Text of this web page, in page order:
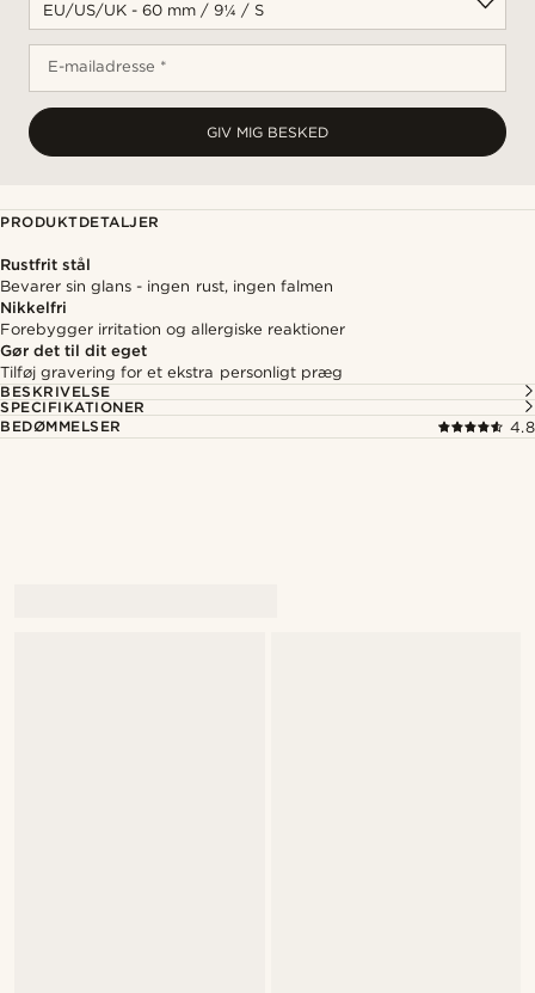
E-mailadresse *
GIV MIG BESKED
PRODUKTDETALJER
Rustfrit stål
Bevarer sin glans - ingen rust, ingen falmen
Nikkelfri
Forebygger irritation og allergiske reaktioner
Gør det til dit eget
Tilføj gravering for et ekstra personligt præg
BESKRIVELSE
SPECIFIKATIONER
BEDØMMELSER
4.8